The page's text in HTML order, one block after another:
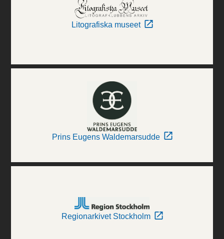
Litografiska museet
Prins Eugens Waldemarsudde
Regionarkivet Stockholm